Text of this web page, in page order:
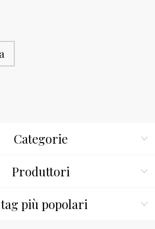
Categorie
Produttori
più popolari